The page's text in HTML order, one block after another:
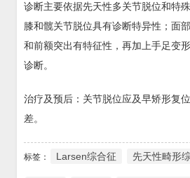
诊断主要依据先天性多关节脱位和特
膝和髋关节脱位具有诊断特异性；面
和前额突出有特征性，再加上手足变
诊断。
治疗及预后：关节脱位应及早矫形复
差。
标签： Larsen综合征 先天性畸形